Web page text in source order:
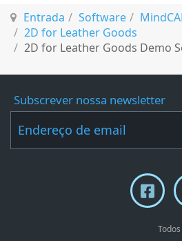
Entrada Software
2D for Leather Goods
2D for Leather Goods Demo
Subscrever nossa newsletter